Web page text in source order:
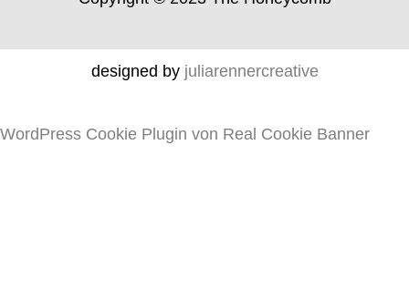
designed by juliarennercreative
WordPress Cookie Plugin von Real Cookie Banner